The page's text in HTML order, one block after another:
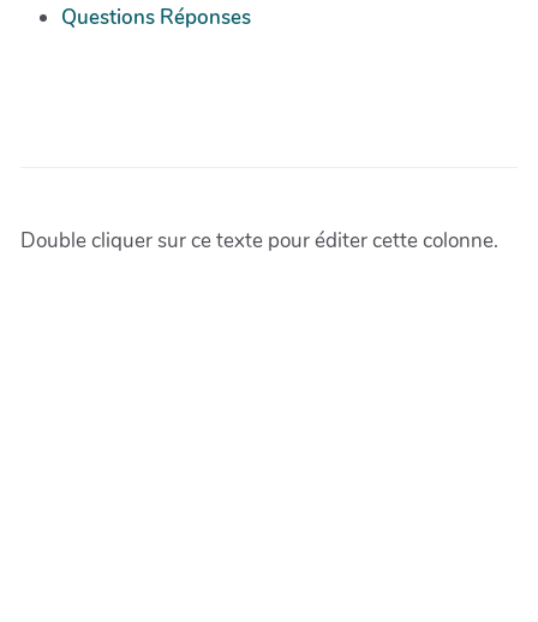
Questions Réponses
Double cliquer sur ce texte pour éditer cette colonne.